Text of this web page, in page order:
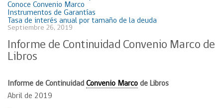
Conoce Convenio Marco
Instrumentos de Garantías
Tasa de interés anual por tamaño de la deuda
Septiembre 26, 2019
Informe de Continuidad Convenio Marco de
Libros
Informe de Continuidad Convenio Marco de Libros
Abril de 2019